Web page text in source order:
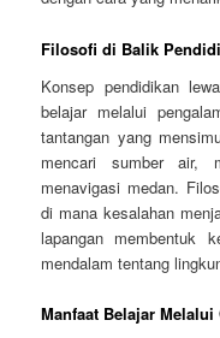
Filosofi di Balik
Konsep pendidikan
belajar melalui
tantangan yang
mencari sumber air,
menavigasi medan.
di mana kesalahan
lapangan membentuk
mendalam tentang
Manfaat Belajar